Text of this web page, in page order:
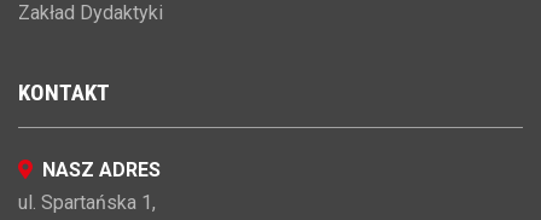
Zakład Dydaktyki
KONTAKT
NASZ ADRES
ul. Spartańska 1,